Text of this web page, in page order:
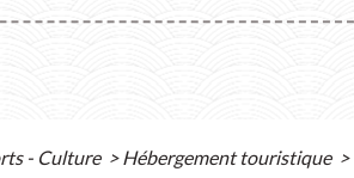
- Culture > Hébergement touristique >